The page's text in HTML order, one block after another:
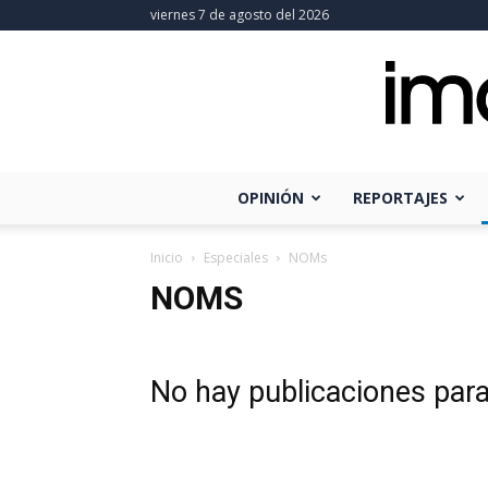
viernes 7 de agosto del 2026
OPINIÓN REPORTAJES
Inicio Especiales NOMs
NOMS
No hay publicaciones